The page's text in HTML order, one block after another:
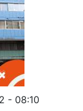
- 08:10